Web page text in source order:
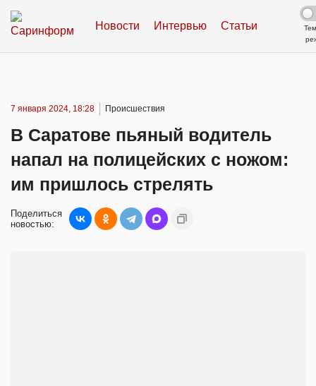
Новости Интервью Статьи
7 января 2024, 18:28 Происшествия
В Саратове пьяный водитель
напал на полицейских с ножом:
им пришлось стрелять
Поделиться
новостью: